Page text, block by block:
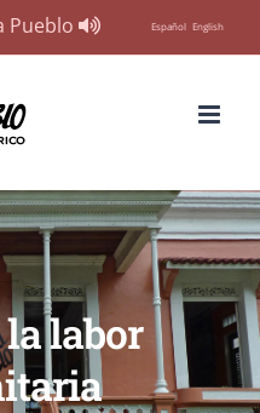
Pueblo Español English
labor